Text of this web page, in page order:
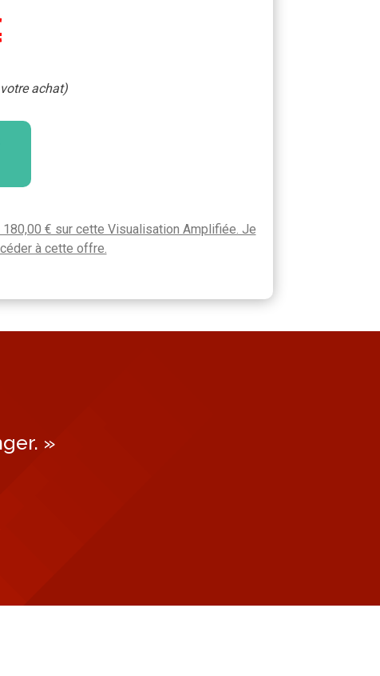
achat)
€ sur cette Visualisation Amplifiée. Je
à cette offre.
»